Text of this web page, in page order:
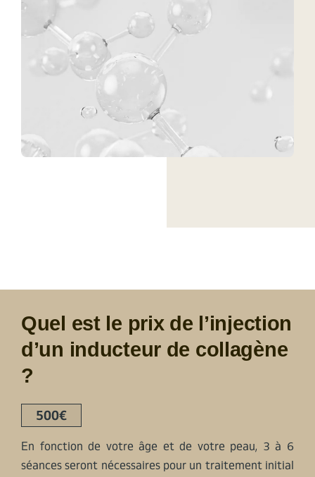
Quel est le prix de l’injection
d’un inducteur de collagène
?
500€
En fonction de votre âge et de votre peau, 3 à 6
séances seront nécessaires pour un traitement initial